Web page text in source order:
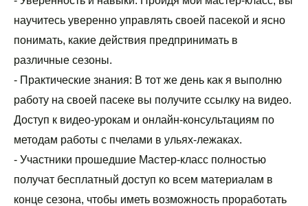
научитесь уверенно управлять своей пасекой и ясно
понимать, какие действия предпринимать в
различные сезоны.
- Практические знания: В тот же день как я выполню
работу на своей пасеке вы получите ссылку на видео.
Доступ к видео-урокам и онлайн-консультациям по
методам работы с пчелами в ульях-лежаках.
- Участники прошедшие Мастер-класс полностью
получат бесплатный доступ ко всем материалам в
конце сезона, чтобы иметь возможность проработать